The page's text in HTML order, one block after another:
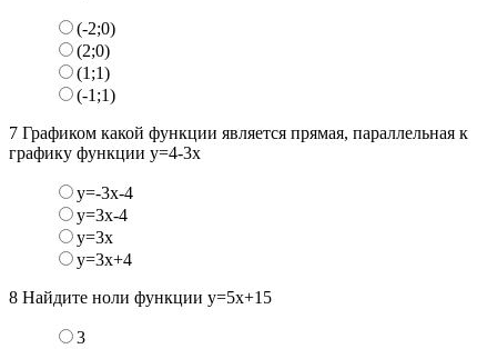
(-2;0)
(2;0)
(1;1)
(-1;1)
7 Графиком какой функции является прямая, параллельная к
графику функции y=4-3x
y=-3x-4
y=3x-4
y=3x
y=3x+4
8 Найдите ноли функции y=5x+15
3